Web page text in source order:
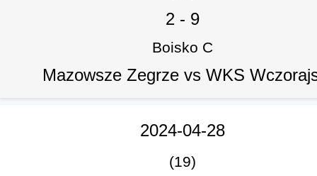
2 - 9
Boisko C
Mazowsze Zegrze vs WKS
2024-04-28
(19)